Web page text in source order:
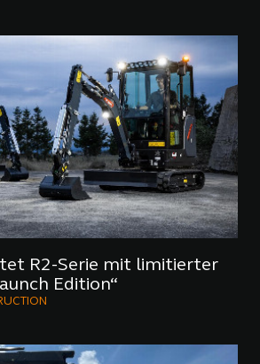
R2-Serie mit limitierter
Edition“